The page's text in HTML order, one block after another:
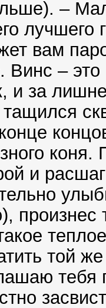
–
лучшего
вам
Винс – это
и за
и
произнес
той
тебя